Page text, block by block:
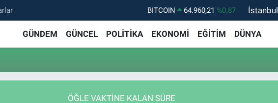
BITCOIN 64.960,21 %0.87
47,7436
%0.18
EURO
55,2510 %0.32
GRAM ALTIN
6660.55 %0.03
BİST100
İstanbul
GÜNDEM GÜNCEL POLİTİKA EKONOMİ EĞİTİM DÜNYA
ÖĞLE VAKTINE KALAN SÜRE